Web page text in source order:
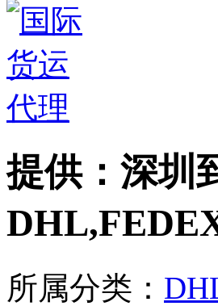
提供：深圳
所属分类：